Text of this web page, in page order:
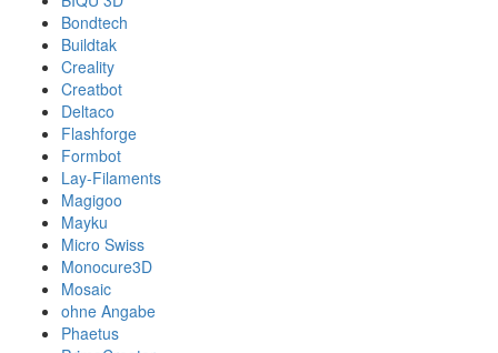
Bondtech
Buildtak
Creality
Creatbot
Deltaco
Flashforge
Formbot
Lay-Filaments
Magigoo
Mayku
Micro Swiss
Monocure3D
Mosaic
ohne Angabe
Phaetus